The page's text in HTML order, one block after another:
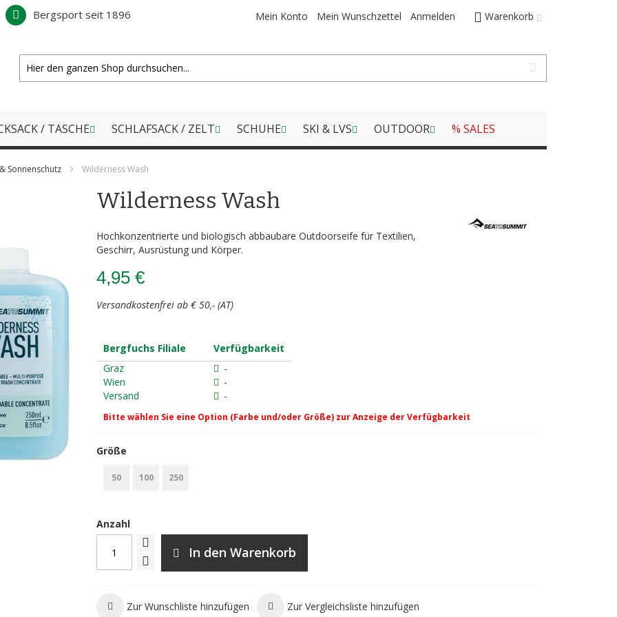
Warenkorb
Mein Konto Mein Wunschzettel Anmelden
Bergsport seit 1896
/ TASCHE SCHLAFSACK / ZELT SCHUHE SKI & LVS OUTDOOR % SALES
Sonnenschutz Wilderness Wash
Wilderness Wash
Hochkonzentrierte und biologisch abbaubare Outdoorseife für Textilien,
Geschirr, Ausrüstung und Körper.
4,95 €
Versandkostenfrei ab € 50,- (AT)
Bergfuchs Filiale
Verfügbarkeit
Graz
-
Wien
-
Versand
-
Bitte wählen Sie eine Option (Farbe und/oder Größe) zur Anzeige der Verfügbarkeit
Größe
50 100 250
Anzahl
In den Warenkorb
Zur Wunschliste hinzufügen Zur Vergleichsliste hinzufügen